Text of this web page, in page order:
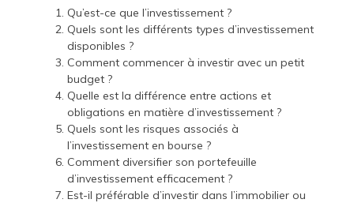
Qu’est-ce que l’investissement ?
Quels sont les différents types d’investissement
disponibles ?
Comment commencer à investir avec un petit
budget ?
Quelle est la différence entre actions et
obligations en matière d’investissement ?
Quels sont les risques associés à
l’investissement en bourse ?
Comment diversifier son portefeuille
d’investissement efficacement ?
Est-il préférable d’investir dans l’immobilier ou